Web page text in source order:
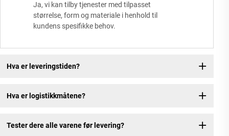
Ja, vi kan tilby tjenester med tilpasset
størrelse, form og materiale i henhold til
kundens spesifikke behov.
Hva er leveringstiden?
Hva er logistikkmåtene?
Tester dere alle varene før levering?